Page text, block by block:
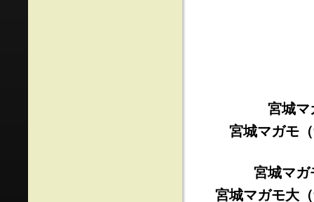
宮城マ
宮城マガモ
宮城マガ
宮城マガモ大